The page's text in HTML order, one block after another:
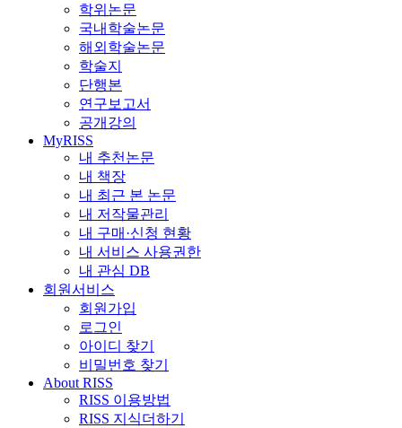
학위논문
국내학술논문
해외학술논문
학술지
단행본
연구보고서
공개강의
MyRISS
내 추천논문
내 책장
내 최근 본 논문
내 저작물관리
내 구매·신청 현황
내 서비스 사용권한
내 관심 DB
회원서비스
회원가입
로그인
아이디 찾기
비밀번호 찾기
About RISS
RISS 이용방법
RISS 지식더하기